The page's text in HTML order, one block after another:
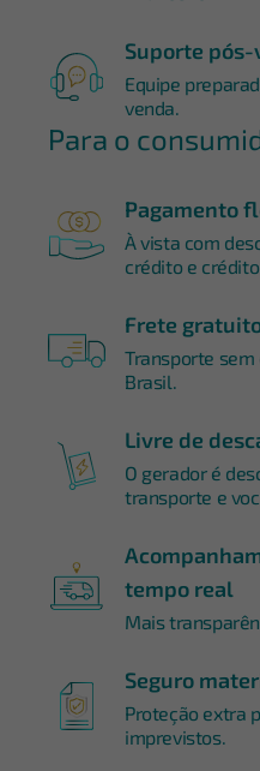
Suporte pós-
Equipe
venda.
Para o
Pagamento
À vista com
crédito e
Frete
Transporte
Brasil.
Livre de
O gerador é
transporte e
tempo real
Mais
Seguro
Proteção extra
imprevistos.